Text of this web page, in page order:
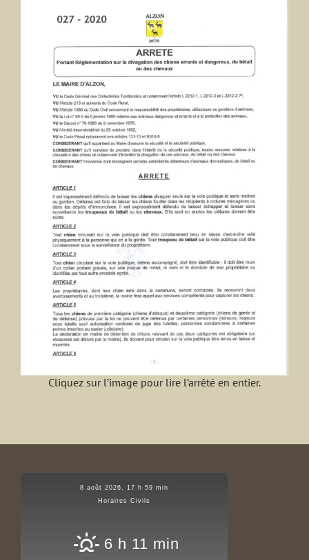
Cliquez sur l’image pour lire l’arrêté en entier.
8 août 2026, 17 h 59 min
Horaires Civils
6 h 11 min